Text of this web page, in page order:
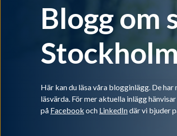
Blogg om
Här kan du läsa våra blogginlägg. De
läsvärda. För mer aktuella inlägg
på Facebook och LinkedIndär vi bjuder